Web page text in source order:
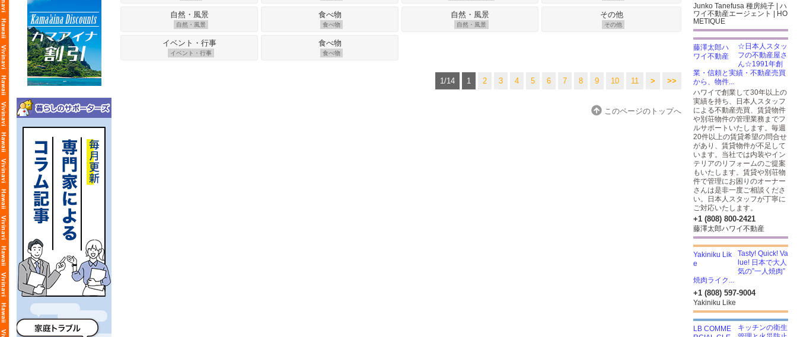
自然・風景
イベント・行事
食べ物
食べ物
自然・風景 その他
1/14 1 2 3 4 5 6 7 8 9 10 11 > >>
このページのトップへ
Junko Tanefusa 種房純子 | ハ
ワイ不動産エージェント | HO
METIQUE
☆日本人スタッ
フの不動産屋さ
ん☆1991年創
業・信頼と実績・不動産売買
から、物件...
ハワイで創業して30年以上の
実績を持ち、日本人スタッフ
による不動産売買、賃貸物件
や別荘物件の管理業務までフ
ルサポートいたします。毎週
20件以上の賃貸希望の問合せ
があり、賃貸物件が不足して
います。当社では内装やイン
テリアのリフォームのご提案
もいたします。賃貸や別荘物
件で管理にお困りのオーナー
さんは是非一度ご相談くださ
い。日本人スタッフが丁寧に
ご対応いたします。
+1 (808) 800-2421
藤澤太郎ハワイ不動産
Tasty! Quick! Va
lue! 日本で大人
気の”一人焼肉”
焼肉ライク...
+1 (808) 597-9004
Yakiniku Like
キッチンの衛生